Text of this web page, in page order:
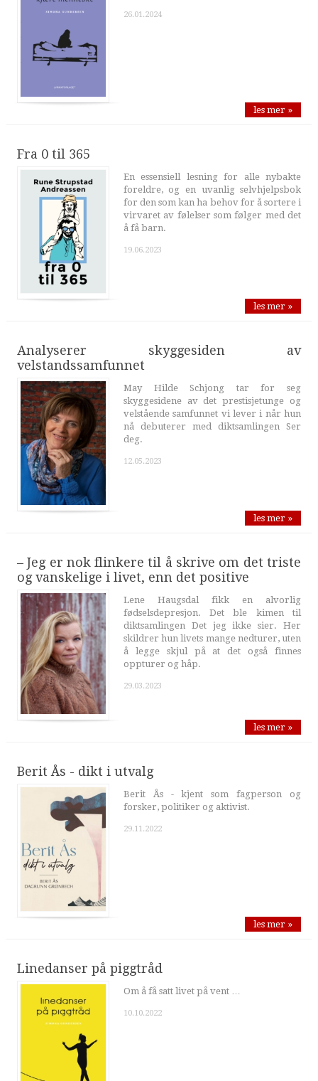
26.01.2024
les mer »
Fra 0 til 365
En essensiell lesning for alle nybakte
foreldre, og en uvanlig selvhjelpsbok
for den som kan ha behov for å sortere i
virvaret av følelser som følger med det
å få barn.
19.06.2023
les mer »
Analyserer skyggesiden av
velstandssamfunnet
May Hilde Schjong tar for seg
skyggesidene av det prestisjetunge og
velstående samfunnet vi lever i når hun
nå debuterer med diktsamlingen Ser
deg.
12.05.2023
les mer »
– Jeg er nok flinkere til å skrive om det triste
og vanskelige i livet, enn det positive
Lene Haugsdal fikk en alvorlig
fødselsdepresjon. Det ble kimen til
diktsamlingen Det jeg ikke sier. Her
skildrer hun livets mange nedturer, uten
å legge skjul på at det også finnes
oppturer og håp.
29.03.2023
les mer »
Berit Ås - dikt i utvalg
Berit Ås - kjent som fagperson og
forsker, politiker og aktivist.
29.11.2022
les mer »
Linedanser på piggtråd
Om å få satt livet på vent …
10.10.2022